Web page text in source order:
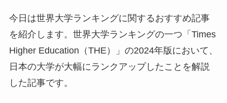
今日は世界大学ランキングに関するおすすめ記事
を紹介します。世界大学ランキングの一つ「Times
Higher Education（THE）」の2024年版において、
日本の大学が大幅にランクアップしたことを解説
した記事です。